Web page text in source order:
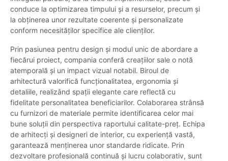
conduce la optimizarea timpului și a resurselor, precum și
la obținerea unor rezultate coerente și personalizate
conform necesităților specifice ale clienților.
Prin pasiunea pentru design și modul unic de abordare a
fiecărui proiect, compania conferă creațiilor sale o notă
atemporală și un impact vizual notabil. Biroul de
arhitectură valorifică funcționalitatea, ergonomia și
detaliile, realizând spații elegante care reflectă cu
fidelitate personalitatea beneficiarilor. Colaborarea strânsă
cu furnizori de materiale permite identificarea celor mai
bune soluții din perspectiva raportului calitate-preț. Echipa
de arhitecți și designeri de interior, cu experiență vastă,
garantează menținerea unor standarde ridicate. Prin
dezvoltare profesională continuă și lucru colaborativ, sunt